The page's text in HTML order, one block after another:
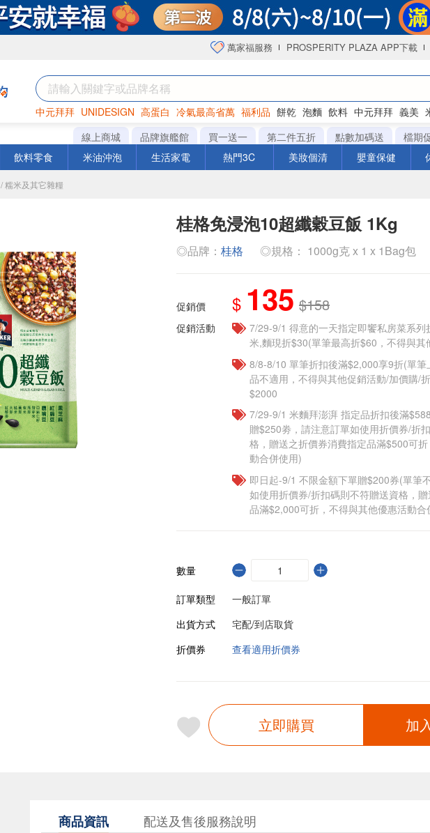
萬家福服務 PROSPERITY PLAZA APP下載
中元拜拜 UNIDESIGN 高蛋白 冷氣最高省萬 福利品 餅乾 泡麵 飲料 中元拜拜 義美
罐頭 海苔 洋芋片
線上商城 品牌旗艦館 買一送一 第二件五折 點數加碼送
檔期
飲料零食 米油沖泡 生活家電 熱門3C 美妝個清 嬰童保健
/ 糯米及其它雜糧
桂格免浸泡10超纖穀豆飯 1Kg
◎品牌： 桂格 ◎規格： 1000g克 x 1 x 1Bag包
促銷價 $ 135 $158
促銷活動
7/29-9/1 得意的一天指定即饗私房菜系列
米,麵現折$30(單筆最高折$60，不得與其
8/8-8/10 單筆折扣後滿$2,000享9折(單
品不適用，不得與其他促銷活動/加價購/
$2000
7/29-9/1 米麵拜澎湃 指定品折扣後滿
贈$250劵，請注意訂單如使用折價券/折
格，贈送之折價券消費指定品滿$500可
動合併使用)
即日起-9/1 不限金額下單贈$200券(單筆
如使用折價券/折扣碼則不符贈送資格，
品滿$2,000可折，不得與其他優惠活動合
數量
訂單類型
一般訂單
出貨方式
宅配/到店取貨
折價券
查看適用折價券
立即購買 加
商品資訊 配送及售後服務說明